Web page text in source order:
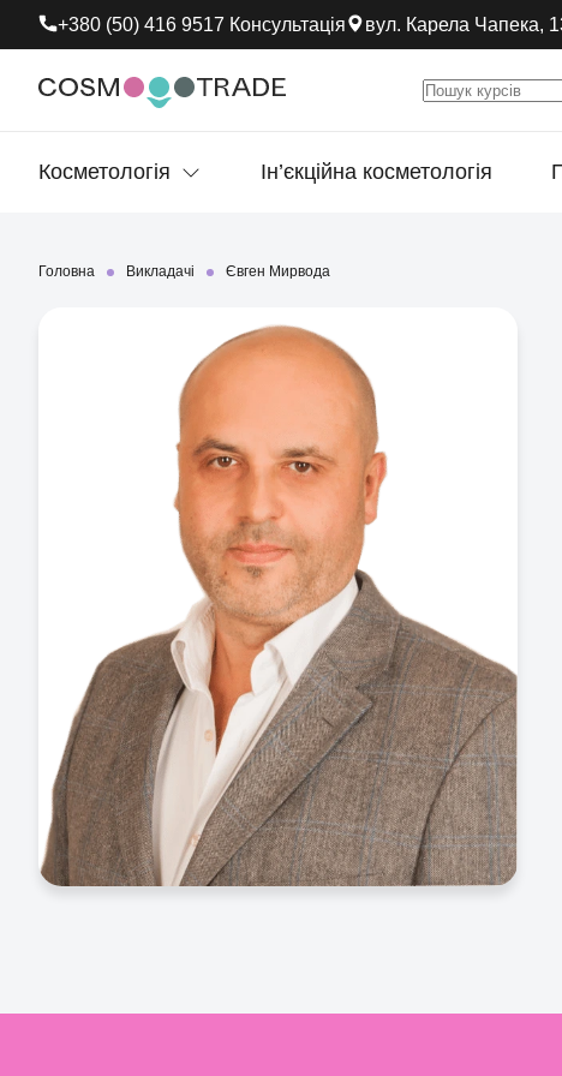
+380 (50) 416 9517 Консультація вул. Карела Чапека,
Косметологія Ін’єкційна косметологія
Головна Викладачі Євген Мирвода